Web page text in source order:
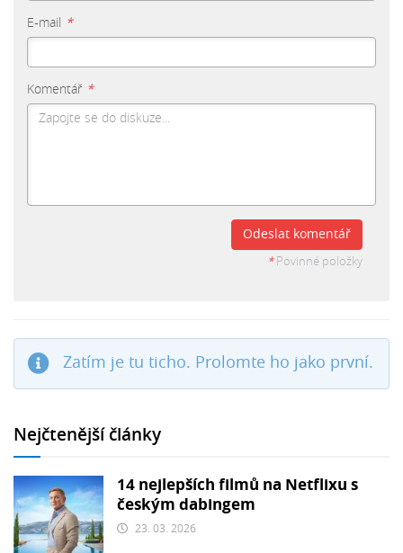
E-mail *
Komentář *
Odeslat komentář
*Povinné položky
Zatím je tu ticho. Prolomte ho jako první.
Nejčtenější články
14 nejlepších filmů na Netflixu s
českým dabingem
23. 03. 2026